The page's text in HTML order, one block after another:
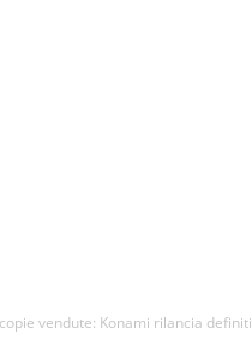
vendute: Konami rilancia